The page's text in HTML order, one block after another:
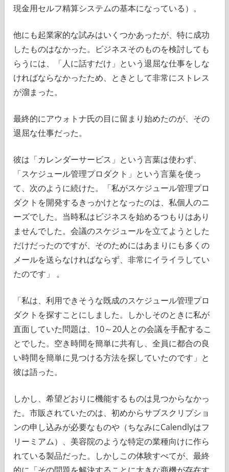
現金用セルフ精算システムの基本になっている）。
他にも起業家的な試みはいくつかあったが、特に成功
したものはなかった。ビジネスそのものを検討しても
らうには、「人に話すだけ」という退屈な仕事をしな
ければならなかったため、ときとして非常にストレス
が溜まった。
最終的にアウォトナ氏の目に留まり始めたのが、その
退屈な仕事だった。
彼は「カレンダーサービス」という言葉は使わず、
「スケジュール管理プロダクト」という言葉を使っ
て、次のように続けた。「私がスケジュール管理プロ
ダクトを開発するきっかけとなったのは、私個人のニ
ーズでした。当時私はビジネスを始めるつもりはあり
ませんでした。会議のスケジュールを立てようとした
だけだったのですが、そのためにはあまりにも多くの
メールを送らなければならず、非常にイライラしてい
たのです」 。
「私は、利用できそうな既成のスケジュール管理プロ
ダクトを探すことにしました。しかしそのときに私が
直面していた問題は、10～20人との会議を手配するこ
とでした。空き時間を簡単に共有し、全員に都合の良
い時間を簡単に見つける方法を探していたのです」と
彼は語った。
しかし、希望どおりに機能するものは見つからなかっ
た。市販されていたのは、初めからサブスクリプショ
ンの申し込みが必要なものや（ちなみにCalendlyはフ
リーミアム）、美容院のような特定の業種向けに作ら
れている製品だった。しかしこの体験すべてが、最終